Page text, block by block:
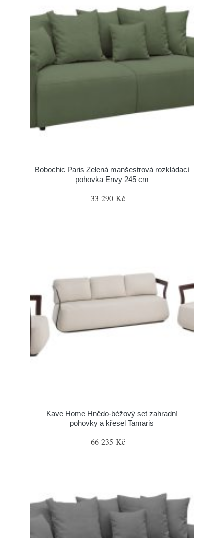
Bobochic Paris Zelená manšestrová rozkládací
pohovka Envy 245 cm
33 290 Kč
Kave Home Hnědo-béžový set zahradní
pohovky a křesel Tamaris
66 235 Kč